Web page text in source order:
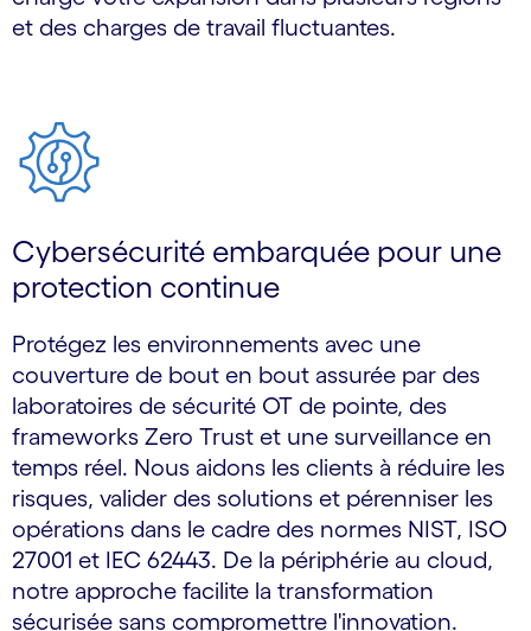
et des charges de travail fluctuantes.
Cybersécurité embarquée pour une
protection continue
Protégez les environnements avec une
couverture de bout en bout assurée par des
laboratoires de sécurité OT de pointe, des
frameworks Zero Trust et une surveillance en
temps réel. Nous aidons les clients à réduire les
risques, valider des solutions et pérenniser les
opérations dans le cadre des normes NIST, ISO
27001 et IEC 62443. De la périphérie au cloud,
notre approche facilite la transformation
sécurisée sans compromettre l'innovation.